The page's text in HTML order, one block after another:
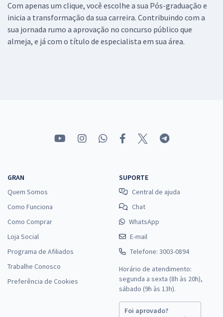
Com apenas um clique, você escolhe a sua Pós-graduação e
inicia a transformação da sua carreira. Contribuindo com a
sua jornada rumo a aprovação no concurso público que
almeja, e já com o título de especialista em sua área.
GRAN
Quem Somos
Como Funciona
Como Comprar
Loja Social
Programa de Afiliados
Trabalhe Conosco
Preferência de Cookies
SUPORTE
Central de ajuda
Chat
WhatsApp
E-mail
Telefone: 3003-0894
Horário de atendimento:
segunda a sexta (8h às 20h),
sábado (9h às 13h).
Foi aprovado?